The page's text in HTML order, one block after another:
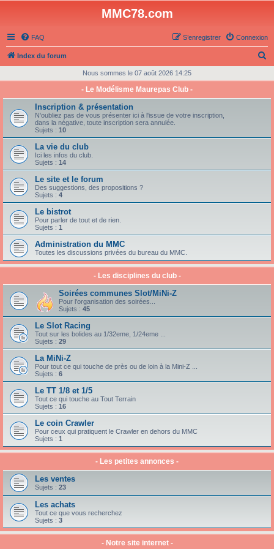
MMC78.com
FAQ Connexion
S’enregistrer
Index du forum
h
e
Nous sommes le 07 août 2026 14:25
- Le Modélisme Maurepas Club -
Inscription & présentation
N'oubliez pas de vous présenter ici à l'issue de votre inscription,
dans la négative, toute inscription sera annulée.
Sujets : 10
La vie du club
Ici les infos du club.
Sujets : 14
Le site et le forum
Des suggestions, des propositions ?
Sujets : 4
Le bistrot
Pour parler de tout et de rien.
Sujets : 1
Administration du MMC
Toutes les discussions privées du bureau du MMC.
- Les disciplines du club -
Soirées communes Slot/MiNi-Z
Pour l'organisation des soirées...
Sujets : 45
Le Slot Racing
Tout sur les bolides au 1/32eme, 1/24eme ...
Sujets : 29
La MiNi-Z
Pour tout ce qui touche de près ou de loin à la Mini-Z ...
Sujets : 6
Le TT 1/8 et 1/5
Tout ce qui touche au Tout Terrain
Sujets : 16
Le coin Crawler
Pour ceux qui pratiquent le Crawler en dehors du MMC
Sujets : 1
- Les petites annonces -
Les ventes
Sujets : 23
Les achats
Tout ce que vous recherchez
Sujets : 3
- Notre site internet -